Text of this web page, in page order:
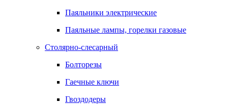
Паяльники электрические
Паяльные лампы, горелки газовые
Столярно-слесарный
Болторезы
Гаечные ключи
Гвоздодеры